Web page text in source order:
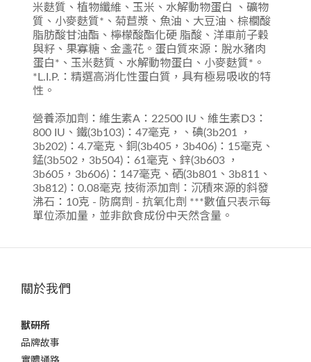
米麩質、植物纖維、玉米、水解動物蛋白 、礦物
質、小麥麩質*、菊苣漿、魚油、大豆油、棕櫚酸
脂肪酸甘油酯、檸檬酸酯化硬 脂酸、洋車前子穀
與籽、果寡糖、金盞花。蛋白質來源：脫水豬肉
蛋白*、玉米麩質、水解動物蛋白、小麥麩質*。
*L.I.P.：精選高消化性蛋白質，具有極易吸收的特
性。
營養添加劑：維生素A：22500 IU、維生素D3：
800 IU、鐵(3b103)：47毫克，、碘(3b201 ，
3b202)：4.7毫克、銅(3b405，3b406)：15毫克、
錳(3b502，3b504)：61毫克、鋅(3b603 ，
3b605，3b606)：147毫克、硒(3b801、3b811、
3b812)：0.08毫克 技術添加劑：沉積來源的斜發
沸石：10克 - 防腐劑 - 抗氧化劑 ***數值只表示每
單位添加量，並非飲食成份中天然含量。
關於我們
獸研所
品牌故事